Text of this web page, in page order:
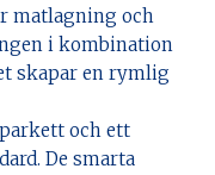
matlagning och
i kombination
skapar en rymlig
och ett
De smarta